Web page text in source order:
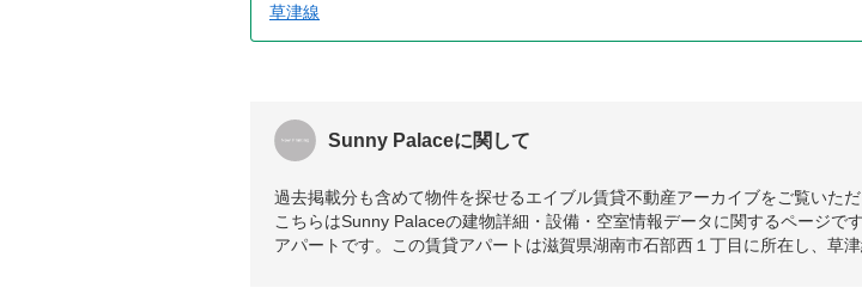
草津線
Sunny Palaceに関して
過去掲載分も含めて物件を探せるエイブル賃貸不動産アーカイブをご覧いただ
こちらはSunny Palaceの建物詳細・設備・空室情報データに関するページ
アパートです。この賃貸アパートは滋賀県湖南市石部西１丁目に所在し、草